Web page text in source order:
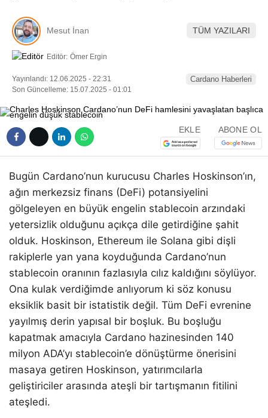
Mesut İnan TÜM YAZILARI
Editör: Ömer Ergin
Yayınlandı: 12.06.2025 - 22:31
Son Güncelleme: 15.07.2025 - 01:01
Cardano Haberleri
EKLE ABONE OL
Bugün Cardano’nun kurucusu Charles Hoskinson’ın,
ağın merkezsiz finans (DeFi) potansiyelini
gölgeleyen en büyük engelin stablecoin arzındaki
yetersizlik olduğunu açıkça dile getirdiğine şahit
olduk. Hoskinson, Ethereum ile Solana gibi dişli
rakiplerle yan yana koyduğunda Cardano’nun
stablecoin oranının fazlasıyla cılız kaldığını söylüyor.
Ona kulak verdiğimde anlıyorum ki söz konusu
eksiklik basit bir istatistik değil. Tüm DeFi evrenine
yayılmış derin yapısal bir boşluk. Bu boşluğu
kapatmak amacıyla Cardano hazinesinden 140
milyon ADA’yı stablecoin’e dönüştürme önerisini
masaya getiren Hoskinson, yatırımcılarla
geliştiriciler arasında ateşli bir tartışmanın fitilini
ateşledi.